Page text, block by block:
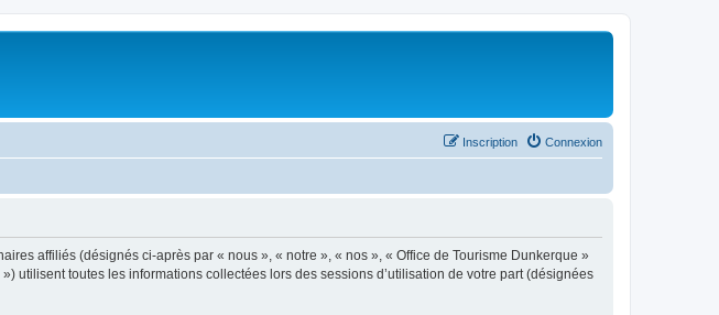
Connexion
Inscription
affiliés (désignés ci-après par « nous », « notre », « nos », « Office de Tourisme Dunkerque »
utilisent toutes les informations collectées lors des sessions d’utilisation de votre part (désignées